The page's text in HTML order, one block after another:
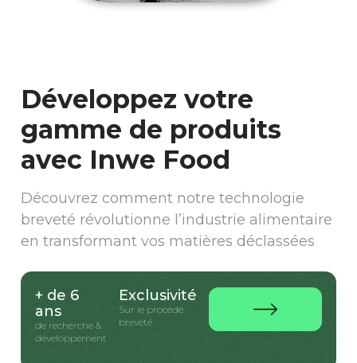
Développez votre
gamme de produits
avec Inwe Food
Découvrez comment notre technologie
breveté révolutionne l’industrie alimentaire
en transformant vos matières déclassées
+ de 6
ans
de recherche &
développement
Exclusivité
Sur le procédé
breveté